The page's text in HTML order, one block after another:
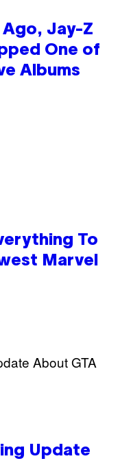
Ago, Jay-Z
One of
Albums
To
Marvel
Update